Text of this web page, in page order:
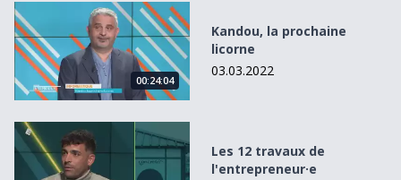
Kandou, la prochaine licorne
00:24:04
Kandou, la prochaine
licorne
03.03.2022
Les 12 travaux de l&#039;entrepreneur·e
Les 12 travaux de
l'entrepreneur·e